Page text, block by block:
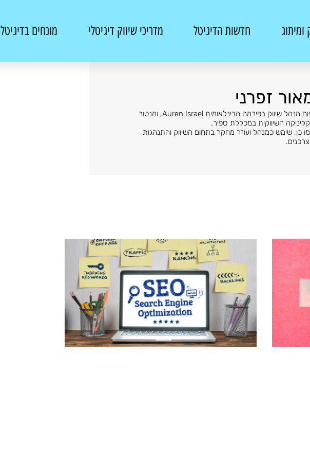
ומיתוג חדשות הדיגיטל מדריכי שיווק דיגיטלי מונחים בדיגיטל
זפרני
כיום,מנהל שיווק בפירמה הבינלאומית Auren Israel, ומנטור
השיווקית במכללת ספיר.
כן, שימש כמנהל ועוזר מחקר בתחום השיווק והתנהגות